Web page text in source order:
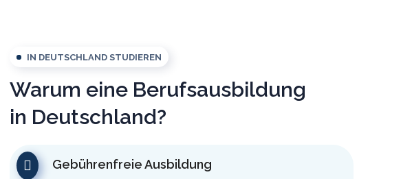
IN DEUTSCHLAND STUDIEREN
Warum eine Berufsausbildung
in Deutschland?
Gebührenfreie Ausbildung